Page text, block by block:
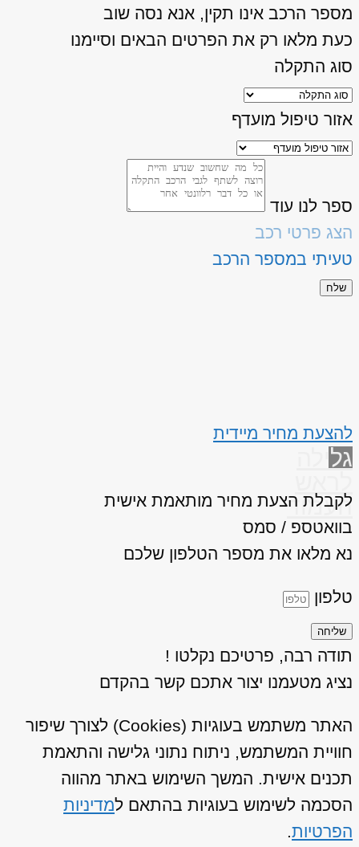
מספר הרכב אינו תקין, אנא נסה שוב
כעת מלאו רק את הפרטים הבאים וסיימנו
סוג התקלה
אזור טיפול מועדף
ספר לנו עוד
הצג פרטי רכב
טעיתי במספר הרכב
שלח
להצעת מחיר מיידית
גלילה
העמוד
לקבלת הצעת מחיר מותאמת אישית
בוואטספ / סמס
נא מלאו את מספר הטלפון שלכם
טלפון
שליחה
תודה רבה, פרטיכם נקלטו !
נציג מטעמנו יצור אתכם קשר בהקדם
האתר משתמש בעוגיות (Cookies) לצורך שיפור
חוויית המשתמש, ניתוח נתוני גלישה והתאמת
תכנים אישית. המשך השימוש באתר מהווה
הסכמה לשימוש בעוגיות בהתאם למדיניות
הפרטיות.